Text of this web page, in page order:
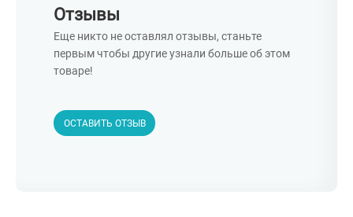
Отзывы
Еще никто не оставлял отзывы, станьте
первым чтобы другие узнали больше об этом
товаре!
ОСТАВИТЬ ОТЗЫВ